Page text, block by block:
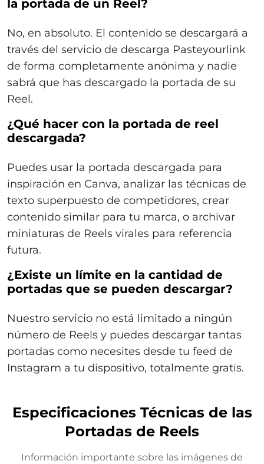
la portada de un Reel?
No, en absoluto. El contenido se descargará a
través del servicio de descarga Pasteyourlink
de forma completamente anónima y nadie
sabrá que has descargado la portada de su
Reel.
¿Qué hacer con la portada de reel
descargada?
Puedes usar la portada descargada para
inspiración en Canva, analizar las técnicas de
texto superpuesto de competidores, crear
contenido similar para tu marca, o archivar
miniaturas de Reels virales para referencia
futura.
¿Existe un límite en la cantidad de
portadas que se pueden descargar?
Nuestro servicio no está limitado a ningún
número de Reels y puedes descargar tantas
portadas como necesites desde tu feed de
Instagram a tu dispositivo, totalmente gratis.
Especificaciones Técnicas de las
Portadas de Reels
Información importante sobre las imágenes de